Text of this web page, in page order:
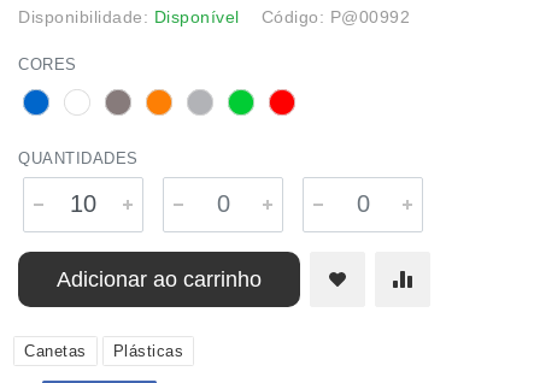
Disponibilidade: Disponível Código: P@00992
CORES
QUANTIDADES
Adicionar ao carrinho
Canetas Plásticas